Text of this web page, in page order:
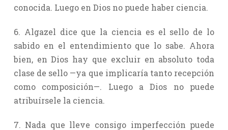
conocida. Luego en Dios no puede haber ciencia.
6. Algazel dice que la ciencia es el sello de lo
sabido en el entendimiento que lo sabe. Ahora
bien, en Dios hay que excluir en absoluto toda
clase de sello —ya que implicaría tanto recepción
como composición—. Luego a Dios no puede
atribuírsele la ciencia.
7. Nada que lleve consigo imperfección puede